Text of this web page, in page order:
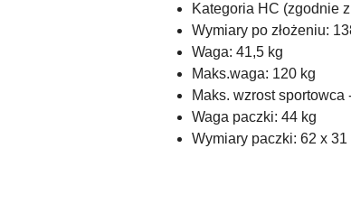
Kategoria HC (zgodnie
Wymiary po złożeniu:
Waga: 41,5 kg
Maks.waga: 120 kg
Maks. wzrost sportowca
Waga paczki: 44 kg
Wymiary paczki: 62 x 31